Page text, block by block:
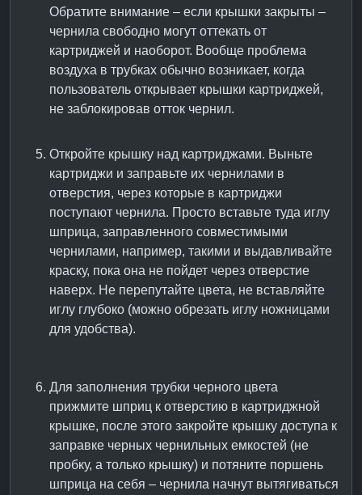
Обратите внимание – если крышки закрыты –
чернила свободно могут оттекать от
картриджей и наоборот. Вообще проблема
воздуха в трубках обычно возникает, когда
пользователь открывает крышки картриджей,
не заблокировав отток чернил.
Откройте крышку над картриджами. Выньте
картриджи и заправьте их чернилами в
отверстия, через которые в картриджи
поступают чернила. Просто вставьте туда иглу
шприца, заправленного совместимыми
чернилами, например, такими и выдавливайте
краску, пока она не пойдет через отверстие
наверх. Не перепутайте цвета, не вставляйте
иглу глубоко (можно обрезать иглу ножницами
для удобства).
Для заполнения трубки черного цвета
прижмите шприц к отверстию в картриджной
крышке, после этого закройте крышку доступа к
заправке черных чернильных емкостей (не
пробку, а только крышку) и потяните поршень
шприца на себя – чернила начнут вытягиваться